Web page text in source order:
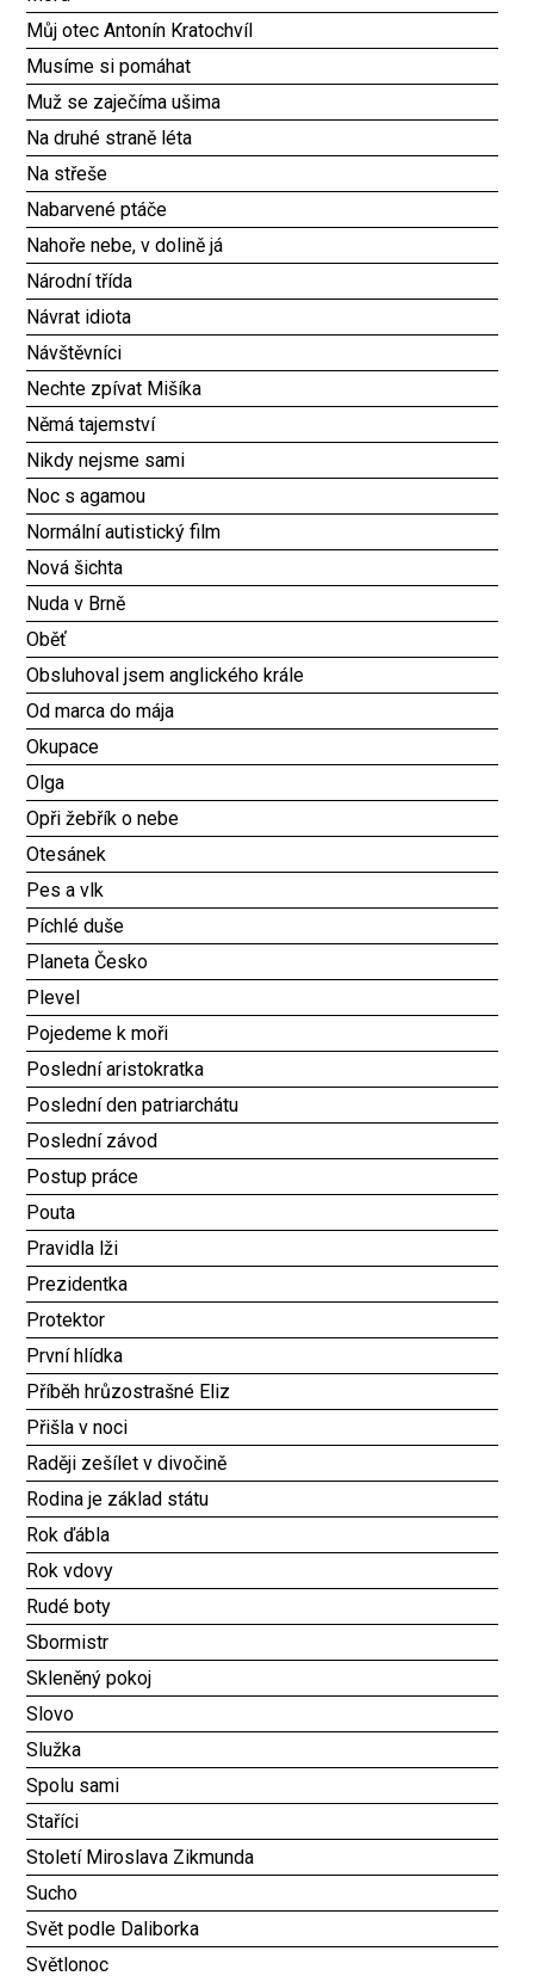
Můj otec Antonín Kratochvíl
Musíme si pomáhat
Muž se zaječíma ušima
Na druhé straně léta
Na střeše
Nabarvené ptáče
Nahoře nebe, v dolině já
Národní třída
Návrat idiota
Návštěvníci
Nechte zpívat Mišíka
Němá tajemství
Nikdy nejsme sami
Noc s agamou
Normální autistický film
Nová šichta
Nuda v Brně
Oběť
Obsluhoval jsem anglického krále
Od marca do mája
Okupace
Olga
Opři žebřík o nebe
Otesánek
Pes a vlk
Píchlé duše
Planeta Česko
Plevel
Pojedeme k moři
Poslední aristokratka
Poslední den patriarchátu
Poslední závod
Postup práce
Pouta
Pravidla lži
Prezidentka
Protektor
První hlídka
Příběh hrůzostrašné Eliz
Přišla v noci
Raději zešílet v divočině
Rodina je základ státu
Rok ďábla
Rok vdovy
Rudé boty
Sbormistr
Skleněný pokoj
Slovo
Služka
Spolu sami
Staříci
Století Miroslava Zikmunda
Sucho
Svět podle Daliborka
Světlonoc